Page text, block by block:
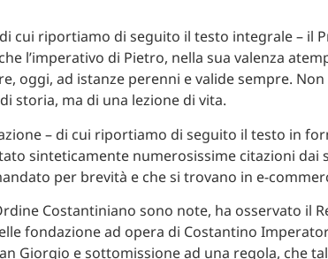
cui riportiamo di seguito il testo integrale – il
l’imperativo di Pietro, nella sua valenza
oggi, ad istanze perenni e valide sempre.
storia, ma di una lezione di vita.
– di cui riportiamo di seguito il testo in
sinteticamente numerosissime citazioni dai
per brevità e che si trovano in e-
Costantiniano sono note, ha osservato il
fondazione ad opera di Costantino
Giorgio e sottomissione ad una regola, che